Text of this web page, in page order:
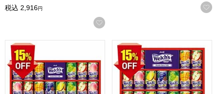
税込 2,916円
お気に入りに登録する
アサヒ飲料 ウェルチギフト【夏の贈りもの・お中元】[W30T]
アサヒ飲料 ウェルチギフト